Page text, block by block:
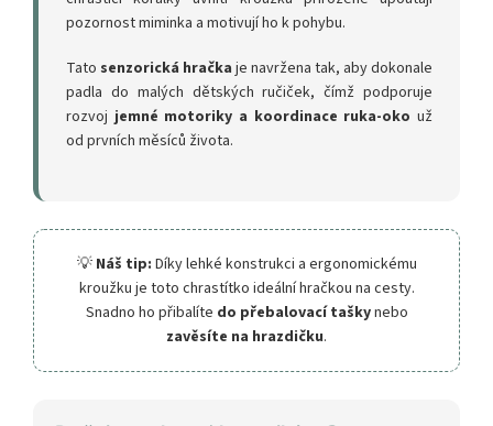
pozornost miminka a motivují ho k pohybu.
Tato senzorická hračka je navržena tak, aby dokonale
padla do malých dětských ručiček, čímž podporuje
rozvoj jemné motoriky a koordinace ruka-oko už
od prvních měsíců života.
💡 Náš tip: Díky lehké konstrukci a ergonomickému
kroužku je toto chrastítko ideální hračkou na cesty.
Snadno ho přibalíte do přebalovací taškynebo
zavěsíte na hrazdičku.